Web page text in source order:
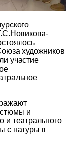
художников
участие
и
и театрального
с натуры в